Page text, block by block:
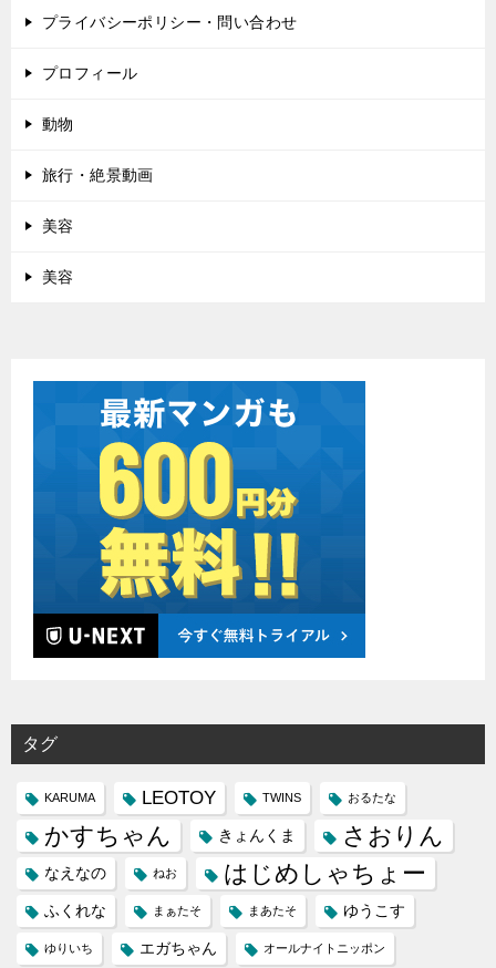
プライバシーポリシー・問い合わせ
プロフィール
動物
旅行・絶景動画
美容
美容
タグ
KARUMA LEOTOY TWINS おるたな
かすちゃん きょんくま さおりん
なえなの ねお はじめしゃちょー
ふくれな まぁたそ まあたそ ゆうこす
ゆりいち エガちゃん オールナイトニッポン